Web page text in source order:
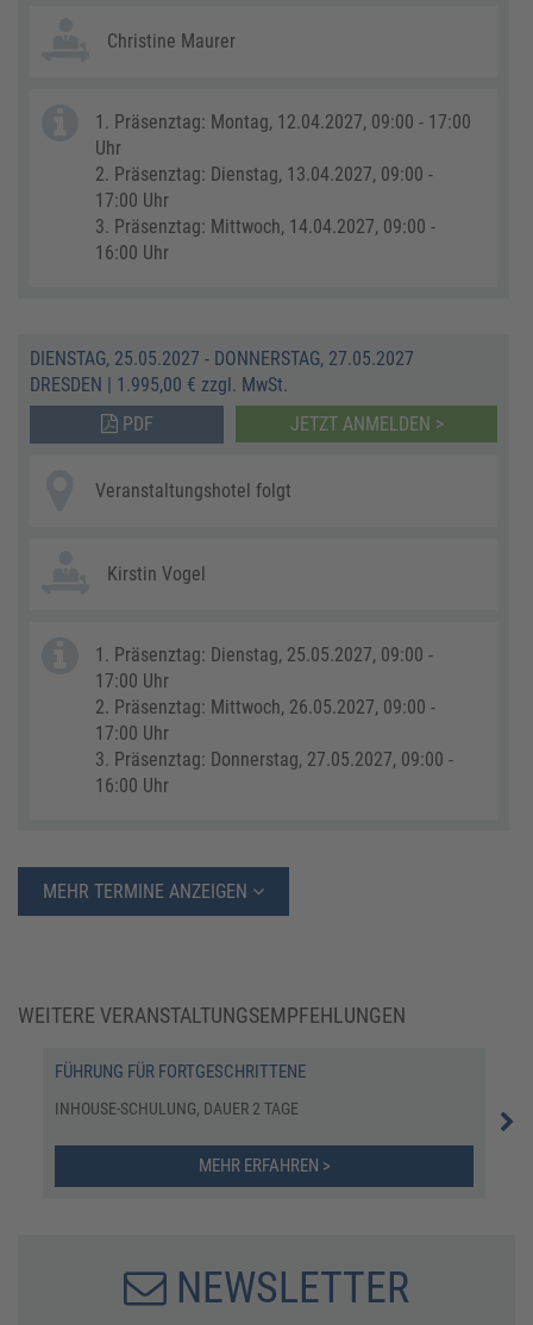
Christine Maurer
1. Präsenztag: Montag, 12.04.2027, 09:00 - 17:00
Uhr
2. Präsenztag: Dienstag, 13.04.2027, 09:00 -
17:00 Uhr
3. Präsenztag: Mittwoch, 14.04.2027, 09:00 -
16:00 Uhr
DIENSTAG, 25.05.2027 - DONNERSTAG, 27.05.2027
DRESDEN | 1.995,00 € zzgl. MwSt.
PDF
JETZT ANMELDEN >
Veranstaltungshotel folgt
Kirstin Vogel
1. Präsenztag: Dienstag, 25.05.2027, 09:00 -
17:00 Uhr
2. Präsenztag: Mittwoch, 26.05.2027, 09:00 -
17:00 Uhr
3. Präsenztag: Donnerstag, 27.05.2027, 09:00 -
16:00 Uhr
MEHR TERMINE ANZEIGEN
WEITERE VERANSTALTUNGSEMPFEHLUNGEN
FÜHRUNG FÜR FORTGESCHRITTENE
INHOUSE-SCHULUNG, DAUER 2 TAGE
MEHR ERFAHREN >
NEWSLETTER